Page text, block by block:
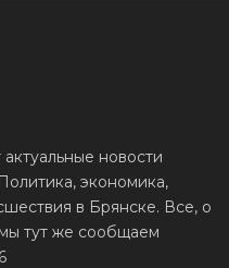
новости
экономика,
в Брянске. Все, о
тут же сообщаем